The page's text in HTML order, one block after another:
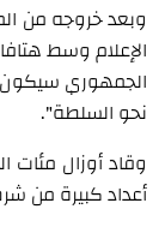
وبعد خروجه من
الإعلام وسط
الجمهوري سيكون
نحو السلطة".
وقاد أوزال مئات
أعداد كبيرة من